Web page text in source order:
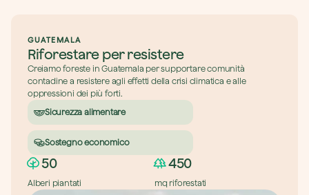
GUATEMALA
Riforestare per resistere
Creiamo foreste in Guatemala per supportare comunità
contadine a resistere agli effetti della crisi climatica e alle
oppressioni dei più forti.
Sicurezza alimentare
Sostegno economico
50
Alberi piantati
450
mq riforestati